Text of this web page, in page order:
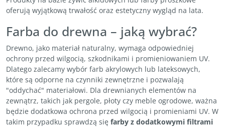
oferują wyjątkową trwałość oraz estetyczny wygląd na lata.
Farba do drewna – jaką wybrać?
Drewno, jako materiał naturalny, wymaga odpowiedniej
ochrony przed wilgocią, szkodnikami i promieniowaniem UV.
Dlatego zalecamy wybór farb akrylowych lub lateksowych,
które są odporne na czynniki zewnętrzne i pozwalają
"oddychać" materiałowi. Dla drewnianych elementów na
zewnątrz, takich jak pergole, płoty czy meble ogrodowe, ważna
będzie dodatkowa ochrona przed wilgocią i promieniami UV. W
takim przypadku sprawdzą się farby z dodatkowymi filtrami